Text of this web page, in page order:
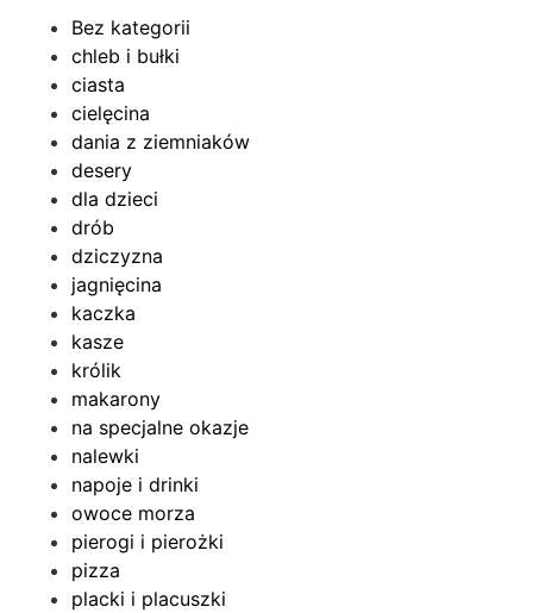
Bez kategorii
chleb i bułki
ciasta
cielęcina
dania z ziemniaków
desery
dla dzieci
drób
dziczyzna
jagnięcina
kaczka
kasze
królik
makarony
na specjalne okazje
nalewki
napoje i drinki
owoce morza
pierogi i pierożki
pizza
placki i placuszki